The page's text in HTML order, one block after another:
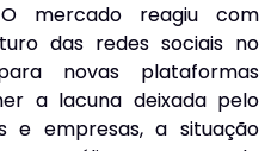
mercado reagiu com
das redes sociais no
novas plataformas
a lacuna deixada pelo
e empresas, a situação